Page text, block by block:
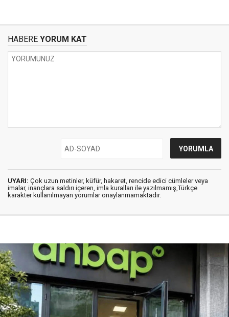
HABERE YORUM KAT
UYARI: Çok uzun metinler, küfür, hakaret, rencide edici cümleler veya
imalar, inançlara saldırı içeren, imla kuralları ile yazılmamış,Türkçe
karakter kullanılmayan yorumlar onaylanmamaktadır.